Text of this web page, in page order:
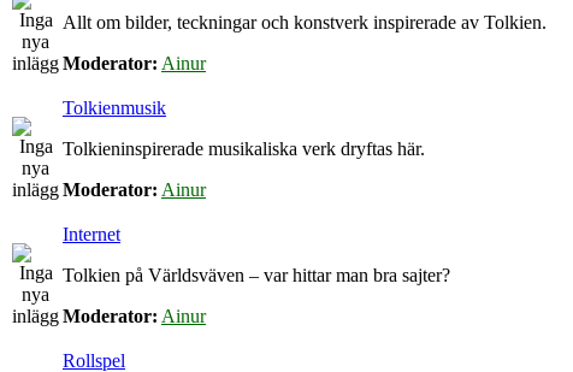
Allt om bilder, teckningar och konstverk inspirerade av Tolkien.
Moderator: Ainur
Tolkienmusik
Tolkieninspirerade musikaliska verk dryftas här.
Moderator: Ainur
Internet
Tolkien på Världsväven – var hittar man bra sajter?
Moderator: Ainur
Rollspel